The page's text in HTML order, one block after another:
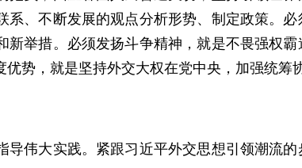
系、不断发展的观点分析形势、制定政策。
举措。必须发扬斗争精神，就是不畏强权
势，就是坚持外交大权在党中央，加强统筹
导伟大实践。紧跟习近平外交思想引领潮流